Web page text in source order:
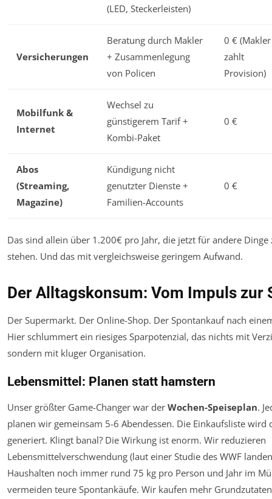
(LED, Steckerleisten)
Versicherungen
Beratung durch Makler
+ Zusammenlegung
von Policen
0 € (Makler
zahlt
Provision)
Mobilfunk &
Internet
Wechsel zu
günstigerem Tarif +
Kombi-Paket
0 €
Abos
(Streaming,
Magazine)
Kündigung nicht
genutzter Dienste +
Familien-Accounts
0 €
Das sind allein über 1.200€ pro Jahr, die jetzt für andere Dinge
stehen. Und das mit vergleichsweise geringem Aufwand.
Der Alltagskonsum: Vom Impuls zur
Der Supermarkt. Der Online-Shop. Der Spontankauf nach
Hier schlummert ein riesiges Sparpotenzial, das nichts mit
sondern mit kluger Organisation.
Lebensmittel: Planen statt hamstern
Unser größter Game-Changer war der Wochen-Speiseplan.
planen wir gemeinsam 5-6 Abendessen. Die Einkaufsliste wird
generiert. Klingt banal? Die Wirkung ist enorm. Wir reduzieren
Lebensmittelverschwendung (laut einer Studie des WWF
Haushalten noch immer rund 75 kg pro Person und Jahr im
vermeiden teure Spontankäufe. Wir kaufen mehr